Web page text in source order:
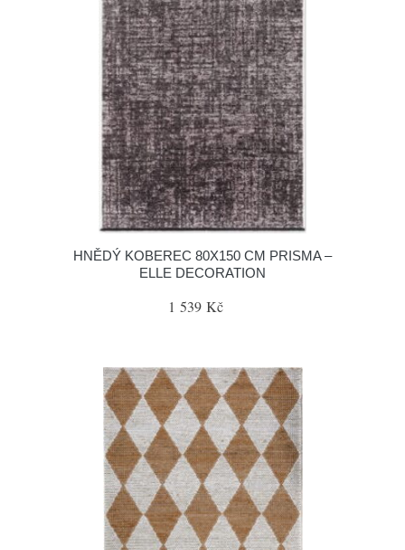
HNĚDÝ KOBEREC 80X150 CM PRISMA –
ELLE DECORATION
1 539 Kč